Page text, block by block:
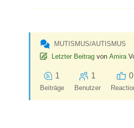
MUTISMUS/AUTISMUS
Letzter Beitrag von Amira
1
Beiträge
1
Benutzer
0